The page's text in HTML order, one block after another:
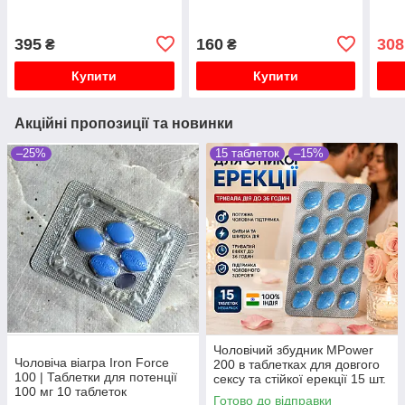
395 ₴
Купити
160₴
Купити
308
Акційні пропозиції та новинки
–25%
Чоловіча віагра Iron Force
100 | Таблетки для потенції
100 мг 10 таблеток
15 таблеток –15%
Чоловічий збудник MPower
200 в таблетках для довгого
сексу та стійкої ерекції 15 шт.
Готово до відправки